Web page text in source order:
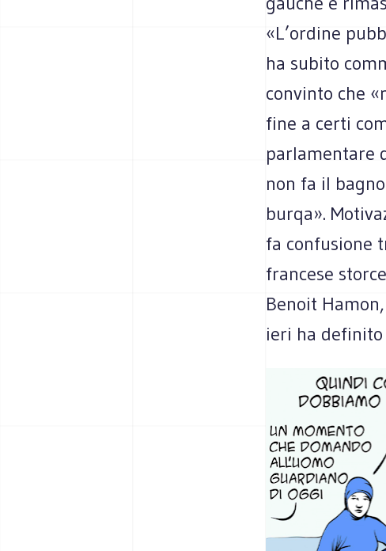
«L’ordine
ha subito
convinto che
fine a certi
parlamentare
non fa il
burqa».
fa confusione
francese
Benoit
ieri ha